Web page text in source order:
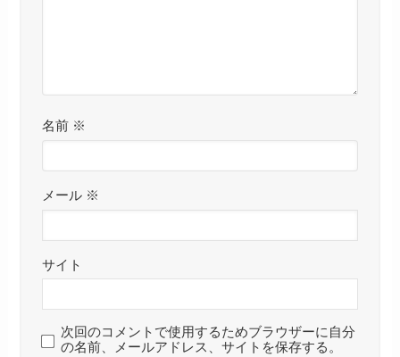
名前 ※
メール ※
サイト
次回のコメントで使用するためブラウザーに自分
の名前、メールアドレス、サイトを保存する。